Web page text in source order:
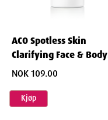
ACO Spotless Skin
Clarifying Face & Body
Cleanser 200 ml
NOK 109.00
Kjøp